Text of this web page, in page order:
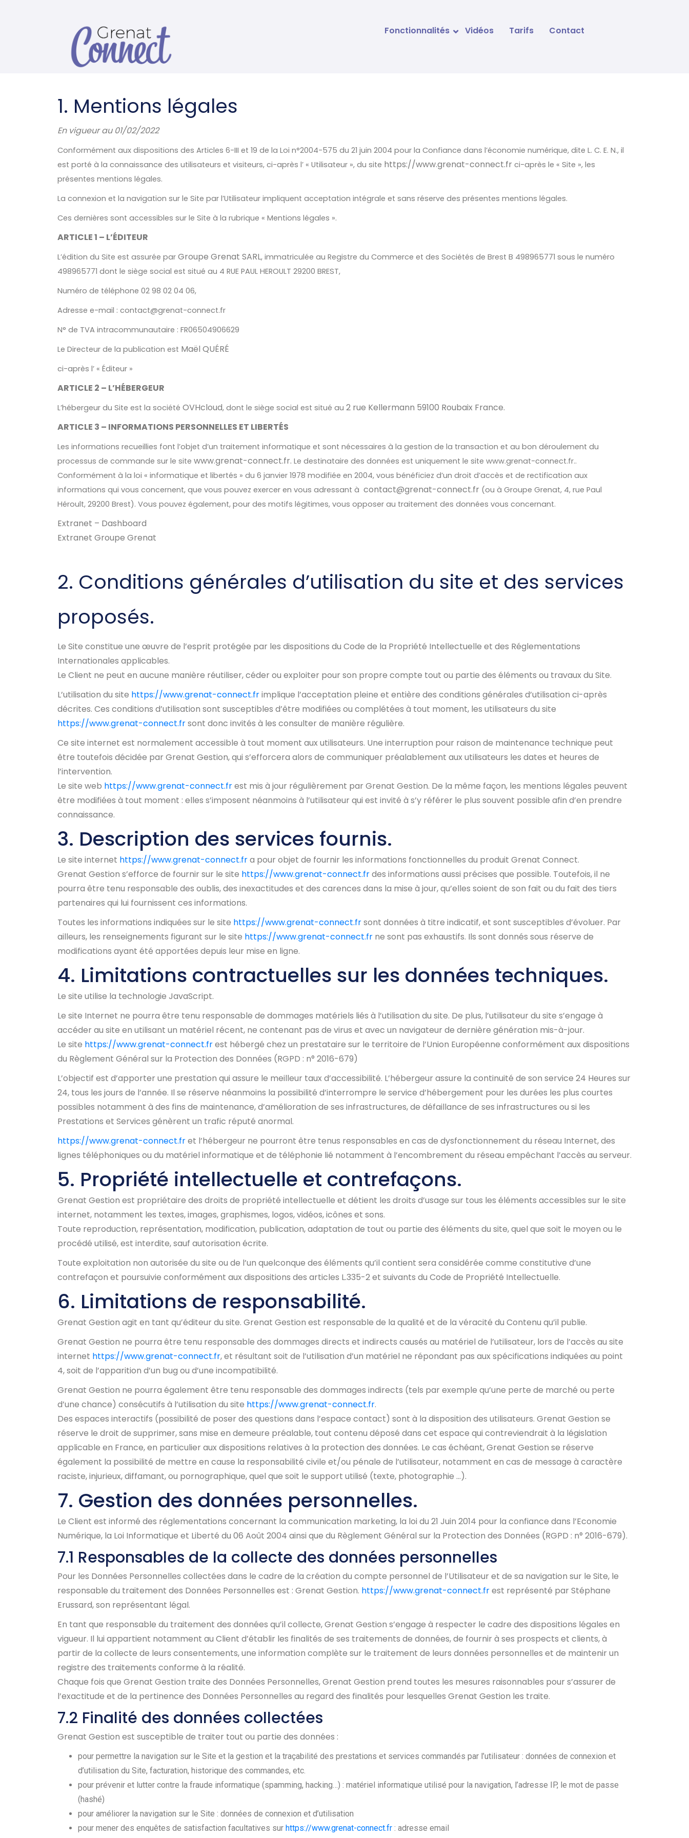
Fonctionnalités Vidéos Tarifs Contact
1. Mentions légales
En vigueur au 01/02/2022
Conformément aux dispositions des Articles 6-III et 19 de la Loi n°2004-575 du 21 juin 2004 pour la Confiance dans l’économie numérique, dite L. C. E. N., il
est porté à la connaissance des utilisateurs et visiteurs, ci-après l’ « Utilisateur », du site https://www.grenat-connect.fr ci-après le « Site », les
présentes mentions légales.
La connexion et la navigation sur le Site par l’Utilisateur impliquent acceptation intégrale et sans réserve des présentes mentions légales.
Ces dernières sont accessibles sur le Site à la rubrique « Mentions légales ».
ARTICLE 1 – L’ÉDITEUR
L’édition du Site est assurée par Groupe Grenat SARL, immatriculée au Registre du Commerce et des Sociétés de Brest B 498965771 sous le numéro
498965771 dont le siège social est situé au 4 RUE PAUL HEROULT 29200 BREST,
Numéro de téléphone 02 98 02 04 06,
Adresse e-mail : contact@grenat-connect.fr
N° de TVA intracommunautaire : FR06504906629
Le Directeur de la publication est Maël QUÉRÉ
ci-après l’ « Éditeur »
ARTICLE 2 – L’HÉBERGEUR
L’hébergeur du Site est la société OVHcloud, dont le siège social est situé au 2 rue Kellermann 59100 Roubaix France.
ARTICLE 3 – INFORMATIONS PERSONNELLES ET LIBERTÉS
Les informations recueillies font l’objet d’un traitement informatique et sont nécessaires à la gestion de la transaction et au bon déroulement du
processus de commande sur le site www.grenat-connect.fr. Le destinataire des données est uniquement le site www.grenat-connect.fr..
Conformément à la loi « informatique et libertés » du 6 janvier 1978 modifiée en 2004, vous bénéficiez d’un droit d’accès et de rectification aux
informations qui vous concernent, que vous pouvez exercer en vous adressant à contact@grenat-connect.fr (ou à Groupe Grenat, 4, rue Paul
Héroult, 29200 Brest). Vous pouvez également, pour des motifs légitimes, vous opposer au traitement des données vous concernant.
Extranet – Dashboard
Extranet Groupe Grenat
2. Conditions générales d’utilisation du site et des services
proposés.
Le Site constitue une œuvre de l’esprit protégée par les dispositions du Code de la Propriété Intellectuelle et des Réglementations
Internationales applicables.
Le Client ne peut en aucune manière réutiliser, céder ou exploiter pour son propre compte tout ou partie des éléments ou travaux du Site.
L’utilisation du site https://www.grenat-connect.frimplique l’acceptation pleine et entière des conditions générales d’utilisation ci-après
décrites. Ces conditions d’utilisation sont susceptibles d’être modifiées ou complétées à tout moment, les utilisateurs du site
https://www.grenat-connect.frsont donc invités à les consulter de manière régulière.
Ce site internet est normalement accessible à tout moment aux utilisateurs. Une interruption pour raison de maintenance technique peut
être toutefois décidée par Grenat Gestion, qui s’efforcera alors de communiquer préalablement aux utilisateurs les dates et heures de
l’intervention.
Le site web https://www.grenat-connect.frest mis à jour régulièrement par Grenat Gestion. De la même façon, les mentions légales peuvent
être modifiées à tout moment : elles s’imposent néanmoins à l’utilisateur qui est invité à s’y référer le plus souvent possible afin d’en prendre
connaissance.
3. Description des services fournis.
Le site internet https://www.grenat-connect.fra pour objet de fournir les informations fonctionnelles du produit Grenat Connect.
Grenat Gestion s’efforce de fournir sur le site https://www.grenat-connect.frdes informations aussi précises que possible. Toutefois, il ne
pourra être tenu responsable des oublis, des inexactitudes et des carences dans la mise à jour, qu’elles soient de son fait ou du fait des tiers
partenaires qui lui fournissent ces informations.
Toutes les informations indiquées sur le site https://www.grenat-connect.frsont données à titre indicatif, et sont susceptibles d’évoluer. Par
ailleurs, les renseignements figurant sur le site https://www.grenat-connect.fr ne sont pas exhaustifs. Ils sont donnés sous réserve de
modifications ayant été apportées depuis leur mise en ligne.
4. Limitations contractuelles sur les données techniques.
Le site utilise la technologie JavaScript.
Le site Internet ne pourra être tenu responsable de dommages matériels liés à l’utilisation du site. De plus, l’utilisateur du site s’engage à
accéder au site en utilisant un matériel récent, ne contenant pas de virus et avec un navigateur de dernière génération mis-à-jour.
Le site https://www.grenat-connect.frest hébergé chez un prestataire sur le territoire de l’Union Européenne conformément aux dispositions
du Règlement Général sur la Protection des Données (RGPD : n° 2016-679)
L’objectif est d’apporter une prestation qui assure le meilleur taux d’accessibilité. L’hébergeur assure la continuité de son service 24 Heures sur
24, tous les jours de l’année. Il se réserve néanmoins la possibilité d’interrompre le service d’hébergement pour les durées les plus courtes
possibles notamment à des fins de maintenance, d’amélioration de ses infrastructures, de défaillance de ses infrastructures ou si les
Prestations et Services génèrent un trafic réputé anormal.
https://www.grenat-connect.fret l’hébergeur ne pourront être tenus responsables en cas de dysfonctionnement du réseau Internet, des
lignes téléphoniques ou du matériel informatique et de téléphonie lié notamment à l’encombrement du réseau empêchant l’accès au serveur.
5. Propriété intellectuelle et contrefaçons.
Grenat Gestion est propriétaire des droits de propriété intellectuelle et détient les droits d’usage sur tous les éléments accessibles sur le site
internet, notamment les textes, images, graphismes, logos, vidéos, icônes et sons.
Toute reproduction, représentation, modification, publication, adaptation de tout ou partie des éléments du site, quel que soit le moyen ou le
procédé utilisé, est interdite, sauf autorisation écrite.
Toute exploitation non autorisée du site ou de l’un quelconque des éléments qu’il contient sera considérée comme constitutive d’une
contrefaçon et poursuivie conformément aux dispositions des articles L.335-2 et suivants du Code de Propriété Intellectuelle.
6. Limitations de responsabilité.
Grenat Gestion agit en tant qu’éditeur du site. Grenat Gestion est responsable de la qualité et de la véracité du Contenu qu’il publie.
Grenat Gestion ne pourra être tenu responsable des dommages directs et indirects causés au matériel de l’utilisateur, lors de l’accès au site
internet https://www.grenat-connect.fr, et résultant soit de l’utilisation d’un matériel ne répondant pas aux spécifications indiquées au point
4, soit de l’apparition d’un bug ou d’une incompatibilité.
Grenat Gestion ne pourra également être tenu responsable des dommages indirects (tels par exemple qu’une perte de marché ou perte
d’une chance) consécutifs à l’utilisation du site https://www.grenat-connect.fr.
Des espaces interactifs (possibilité de poser des questions dans l’espace contact) sont à la disposition des utilisateurs. Grenat Gestion se
réserve le droit de supprimer, sans mise en demeure préalable, tout contenu déposé dans cet espace qui contreviendrait à la législation
applicable en France, en particulier aux dispositions relatives à la protection des données. Le cas échéant, Grenat Gestion se réserve
également la possibilité de mettre en cause la responsabilité civile et/ou pénale de l’utilisateur, notamment en cas de message à caractère
raciste, injurieux, diffamant, ou pornographique, quel que soit le support utilisé (texte, photographie …).
7. Gestion des données personnelles.
Le Client est informé des réglementations concernant la communication marketing, la loi du 21 Juin 2014 pour la confiance dans l’Economie
Numérique, la Loi Informatique et Liberté du 06 Août 2004 ainsi que du Règlement Général sur la Protection des Données (RGPD : n° 2016-679).
7.1 Responsables de la collecte des données personnelles
Pour les Données Personnelles collectées dans le cadre de la création du compte personnel de l’Utilisateur et de sa navigation sur le Site, le
responsable du traitement des Données Personnelles est : Grenat Gestion. https://www.grenat-connect.frest représenté par Stéphane
Erussard, son représentant légal.
En tant que responsable du traitement des données qu’il collecte, Grenat Gestion s’engage à respecter le cadre des dispositions légales en
vigueur. Il lui appartient notamment au Client d’établir les finalités de ses traitements de données, de fournir à ses prospects et clients, à
partir de la collecte de leurs consentements, une information complète sur le traitement de leurs données personnelles et de maintenir un
registre des traitements conforme à la réalité.
Chaque fois que Grenat Gestion traite des Données Personnelles, Grenat Gestion prend toutes les mesures raisonnables pour s’assurer de
l’exactitude et de la pertinence des Données Personnelles au regard des finalités pour lesquelles Grenat Gestion les traite.
7.2 Finalité des données collectées
Grenat Gestion est susceptible de traiter tout ou partie des données :
pour permettre la navigation sur le Site et la gestion et la traçabilité des prestations et services commandés par l’utilisateur : données de connexion et
d’utilisation du Site, facturation, historique des commandes, etc.
pour prévenir et lutter contre la fraude informatique (spamming, hacking…) : matériel informatique utilisé pour la navigation, l’adresse IP, le mot de passe
(hashé)
pour améliorer la navigation sur le Site : données de connexion et d’utilisation
pour mener des enquêtes de satisfaction facultatives sur https://www.grenat-connect.fr : adresse email